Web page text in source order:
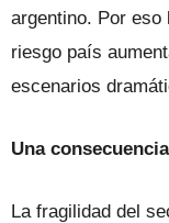
argentino. Por eso
riesgo país
escenarios
Una
La fragilidad del